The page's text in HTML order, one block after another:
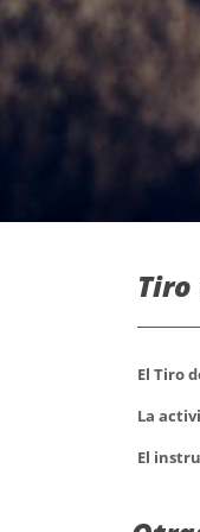
El Tiro
La
El